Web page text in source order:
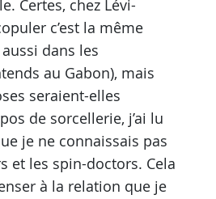
Certes, chez Lévi-
c’est la même
dans les
au Gabon), mais
seraient-elles
de sorcellerie, j’ai lu
je ne connaissais pas
et les spin-doctors. Cela
à la relation que je